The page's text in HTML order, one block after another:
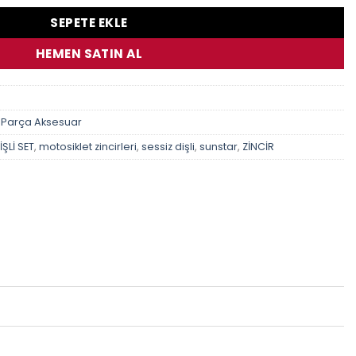
SEPETE EKLE
HEMEN SATIN AL
Aksesuar
SET, motosiklet zincirleri, sessiz dişli, sunstar, ZİNCİR